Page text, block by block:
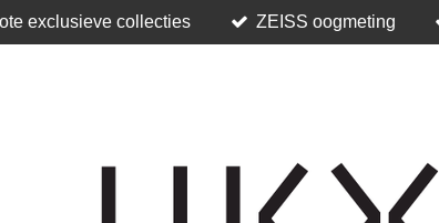
exclusieve collecties ZEISS oogmeting